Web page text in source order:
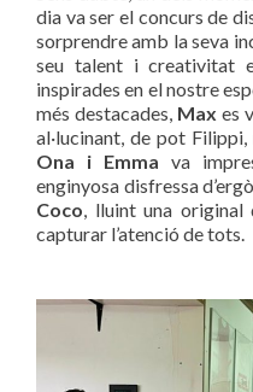
dia va ser el concurs de
sorprendre amb la seva
seu talent i creativitat
inspirades en el nostre
més destacades, Max es
al·lucinant, de pot
Ona i Emmava
enginyosa disfressa
Coco, lluint una original
capturar l’atenció de tots.